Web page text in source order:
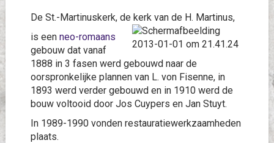
De St.-Martinuskerk, de kerk van de H. Martinus,
is eenneo-romaans
gebouw dat vanaf
1888 in 3 fasen werd gebouwd naar de
oorspronkelijke plannen van L. von Fisenne, in
1893 werd verder gebouwd en in 1910 werd de
bouw voltooid door Jos Cuypers en Jan Stuyt.
In 1989-1990 vonden restauratiewerkzaamheden
plaats.